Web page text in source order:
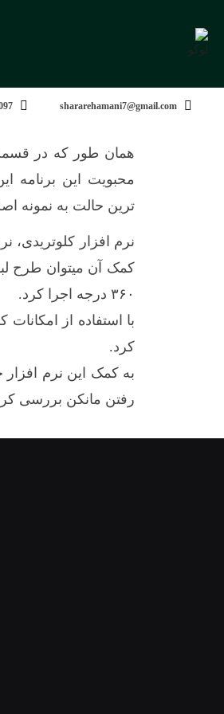
shararehamani7@gmail.com
همان طور که در قسمت
ترین حالت به نمونه
نرم افزار
کمک آن میتوان طرح
۳۶۰ درجه اجرا کرد.
با استفاده از
کرد.
به کمک این نرم
رفتن مانکن بررسی